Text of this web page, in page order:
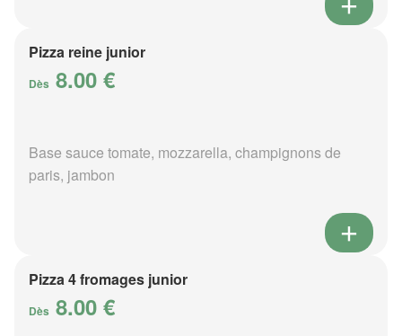
Pizza reine junior
Dès 8.00 €
Base sauce tomate, mozzarella, champignons de
paris, jambon
Pizza 4 fromages junior
Dès 8.00 €